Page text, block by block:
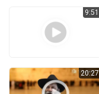
9:51
20:27